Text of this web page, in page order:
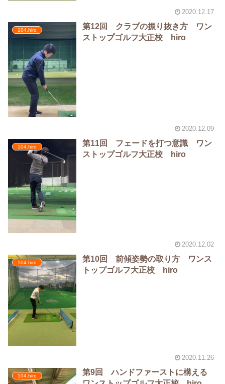
2020.12.17
104.hiro
第12回 クラブの振り抜き方 ワン
ストップゴルフ大正校 hiro
2020.12.09
104.hiro
第11回 フェードを打つ意識 ワン
ストップゴルフ大正校 hiro
2020.12.02
104.hiro
第10回 前傾姿勢の取り方 ワンス
トップゴルフ大正校 hiro
2020.11.26
104.hiro
第9回 ハンドファーストに構える